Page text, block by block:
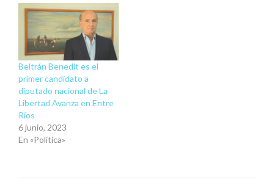
Beltrán Benedit es el
primer candidato a
diputado nacional de La
Libertad Avanza en Entre
Ríos
6 junio, 2023
En «Política»